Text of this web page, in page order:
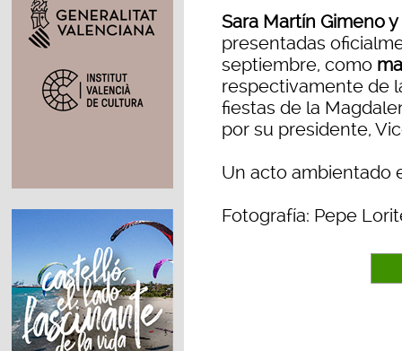
Sara Martín Gimeno
presentadas
septiembre, como
respectivamente de
fiestas de la
por su presidente,
Un acto ambientado
Fotografía: Pepe